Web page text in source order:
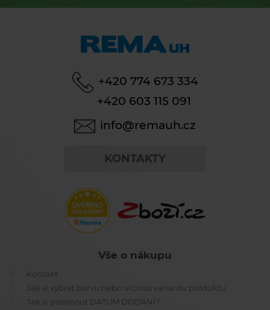
+420 774 673 334
+420 603 115 091
info@remauh.cz
KONTAKTY
Vše o nákupu
Kontakt
Jak si vybrat barvu nebo určitou variantu produktu
Jak si posunout DATUM DODÁNÍ?